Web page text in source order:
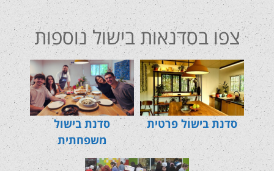
צפו בסדנאות בישול נוספות
סדנת בישול פרטית
סדנת בישול
משפחתית